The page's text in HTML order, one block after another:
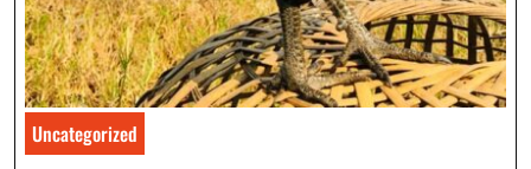
Uncategorized